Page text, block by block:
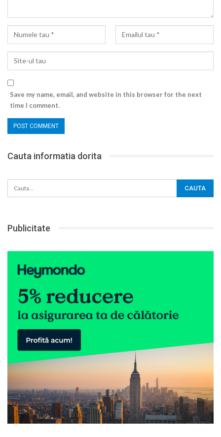
Save my name, email, and website in this browser for the next
time I comment.
Cauta informatia dorita
Publicitate